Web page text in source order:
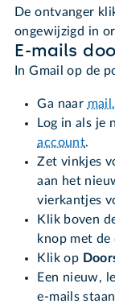
De ontvanger
ongewijzigd in
E-mails
In Gmail op de
Ga naar
Log in als je
account.
Zet vinkjes
aan het
vierkantjes
Klik boven
knop met
Klik op
Een nieuw,
e-mails